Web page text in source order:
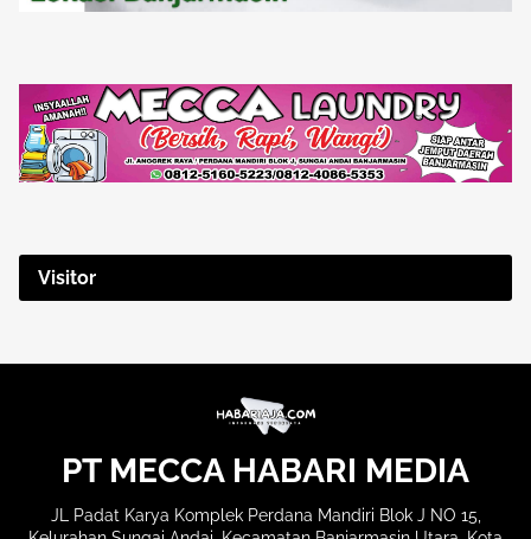
Visitor
PT MECCA HABARI MEDIA
JL Padat Karya Komplek Perdana Mandiri Blok J NO 15,